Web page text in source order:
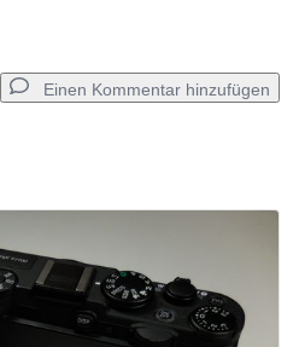
Einen Kommentar hinzufügen
Abbrechen Kommentieren